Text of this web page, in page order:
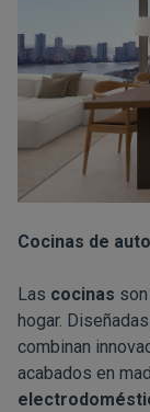
Cocinas de
Las cocinas
hogar.
combinan
acabados en